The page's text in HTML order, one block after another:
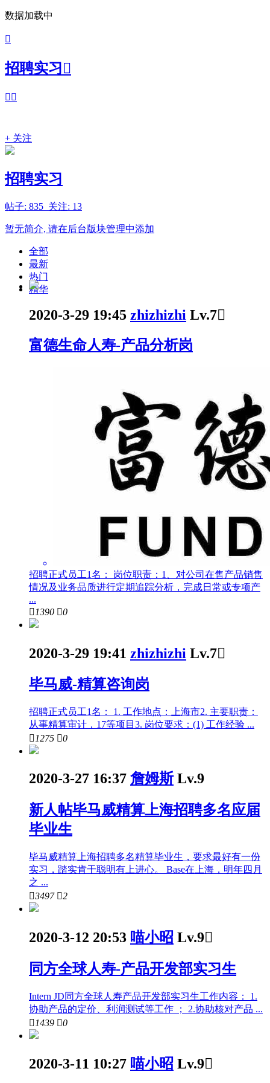
数据加载中

招聘实习 
 
+ 关注
招聘实习
帖子: 835 关注: 13
暂无简介, 请在后台版块管理中添加
全部
最新
热门
精华
2020-3-29 19:45 zhizhizhi Lv.7
富德生命人寿-产品分析岗
招聘正式员工1名： 岗位职责：1、对公司在售产品销售
情况及业务品质进行定期追踪分析，完成日常或专项产
...
 1390 0
2020-3-29 19:41 zhizhizhi Lv.7
毕马威-精算咨询岗
招聘正式员工1名： 1. 工作地点：上海市2. 主要职责：
从事精算审计，17等项目3. 岗位要求：(1) 工作经验 ...
 1275 0
2020-3-27 16:37 詹姆斯 Lv.9
新人帖毕马威精算上海招聘多名应届
毕业生
毕马威精算上海招聘多名精算毕业生，要求最好有一份
实习，踏实肯干聪明有上进心。 Base在上海，明年四月
之 ...
3497 2
2020-3-12 20:53 喵小昭 Lv.9
同方全球人寿-产品开发部实习生
Intern JD同方全球人寿产品开发部实习生工作内容： 1.
协助产品的定价、利润测试等工作 ； 2.协助核对产品 ...
 1439 0
2020-3-11 10:27 喵小昭 Lv.9